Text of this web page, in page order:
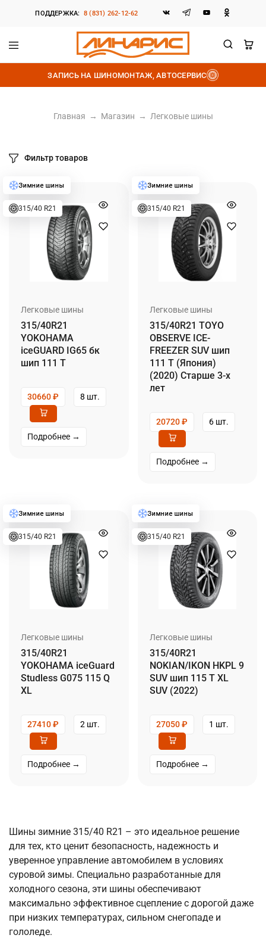
ПОДДЕРЖКА: 8 (831) 262-12-62
Линарис
Продажа
шин,
дисков
и
ЗАПИСЬ НА ШИНОМОНТАЖ, АВТОСЕРВИС
Главная → Магазин → Легковые шины
Фильтр товаров
315/40 R21
Легковые шины
315/40R21
YOKOHAMA
iceGUARD IG65 бк
шип 111 T
30660₽ 8 шт.
Подробнее →
315/40 R21
Легковые шины
315/40R21 TOYO
OBSERVE ICE-
FREEZER SUV шип
111 T (Япония)
(2020) Старше 3-х
лет
20720₽ 6 шт.
Подробнее →
315/40 R21
Легковые шины
315/40R21
YOKOHAMA iceGuard
Studless G075 115 Q
XL
27410₽ 2 шт.
Подробнее →
315/40 R21
Легковые шины
315/40R21
NOKIAN/IKON HKPL 9
SUV шип 115 T XL
SUV (2022)
27050₽ 1 шт.
Подробнее →
Шины зимние 315/40 R21 – это идеальное решение
для тех, кто ценит безопасность, надежность и
уверенное управление автомобилем в условиях
суровой зимы. Специально разработанные для
холодного сезона, эти шины обеспечивают
максимально эффективное сцепление с дорогой даже
при низких температурах, сильном снегопаде и
гололеде.